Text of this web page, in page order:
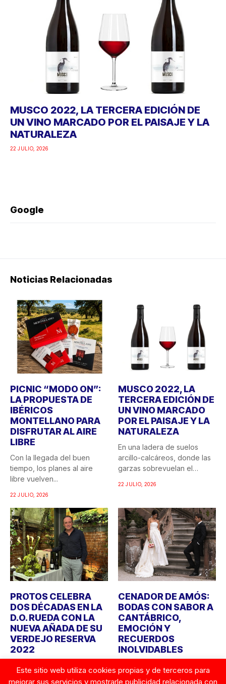
MUSCO 2022, LA TERCERA EDICIÓN DE
UN VINO MARCADO POR EL PAISAJE Y LA
NATURALEZA
22 JULIO, 2026
Google
Noticias Relacionadas
PICNIC “MODO ON”:
LA PROPUESTA DE
IBÉRICOS
MONTELLANO PARA
DISFRUTAR AL AIRE
LIBRE
Con la llegada del buen
tiempo, los planes al aire
libre vuelven...
22 JULIO, 2026
MUSCO 2022, LA
TERCERA EDICIÓN DE
UN VINO MARCADO
POR EL PAISAJE Y LA
NATURALEZA
En una ladera de suelos
arcillo-calcáreos, donde las
garzas sobrevuelan el
22 JULIO, 2026
PROTOS CELEBRA
DOS DÉCADAS EN LA
D.O. RUEDA CON LA
NUEVA AÑADA DE SU
VERDEJO RESERVA
2022
este año el 20º aniversario
CENADOR DE AMÓS:
BODAS CON SABOR A
CANTÁBRICO,
EMOCIÓN Y
RECUERDOS
INOLVIDABLES
alguien imaginaba una boda,
Este sitio web utiliza cookies propias y de terceros para
mejorar sus servicios y mostrarle publicidad relacionada con